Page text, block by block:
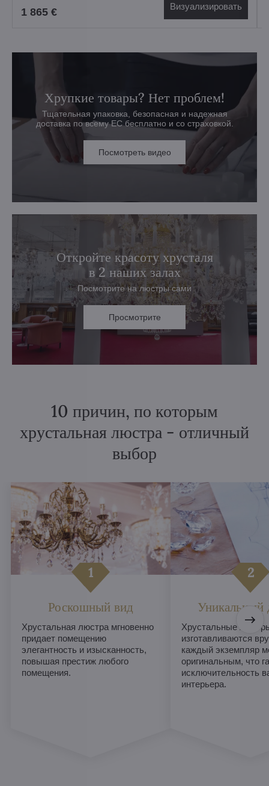
1 865 € Визуализировать
Хрупкие товары? Нет проблем!
Тщательная упаковка, безопасная и надежная
доставка по всему ЕС бесплатно и со страховкой.
Посмотреть видео
Откройте красоту хрусталя
в 2 наших залах
Посмотрите на люстры сами
Просмотрите
10 причин, по которым
хрустальная люстра - отличный
выбор
Роскошный вид
Хрустальная люстра мгновенно
придает помещению
элегантность и изысканность,
повышая престиж любого
помещения.
Уникальный
Хрустальные
изготавливаются
каждый экземпляр
оригинальным, что
исключительность
интерьера.